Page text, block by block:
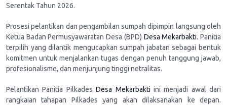
Serentak Tahun 2026.
Prosesi pelantikan dan pengambilan sumpah dipimpin langsung oleh
Ketua Badan Permusyawaratan Desa (BPD) Desa Mekarbakti. Panitia
terpilih yang dilantik mengucapkan sumpah jabatan sebagai bentuk
komitmen untuk menjalankan tugas dengan penuh tanggung jawab,
profesionalisme, dan menjunjung tinggi netralitas.
Pelantikan Panitia PilkadesDesa Mekarbakti ini menjadi awal dari
rangkaian tahapan Pilkades yang akan dilaksanakan ke depan.